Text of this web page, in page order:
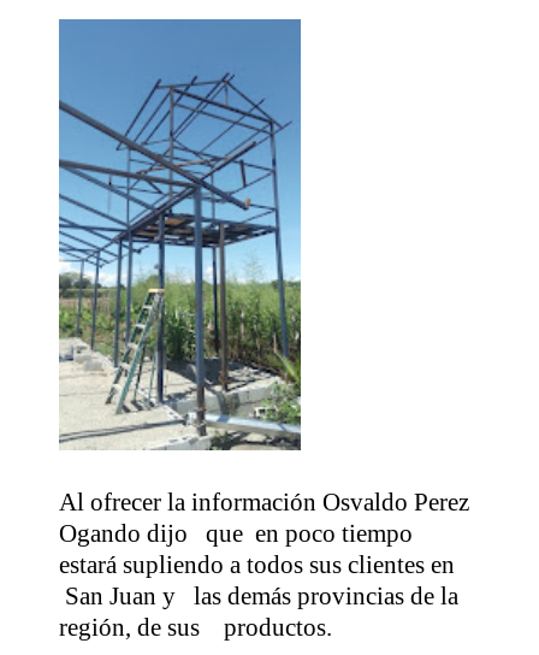
Al ofrecer la información Osvaldo Perez
Ogando dijo
que en poco tiempo
estará supliendo a todos sus clientes en
San Juan y
las demás provincias de la
región, de sus
productos.